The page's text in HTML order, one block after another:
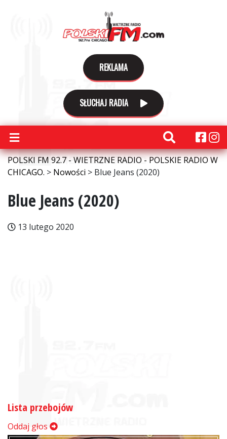
REKLAMA
SŁUCHAJ RADIA
POLSKI FM 92.7 - WIETRZNE RADIO - POLSKIE RADIO W
CHICAGO. > Nowości > Blue Jeans (2020)
Blue Jeans (2020)
13 lutego 2020
Lista przebojów
Oddaj głos